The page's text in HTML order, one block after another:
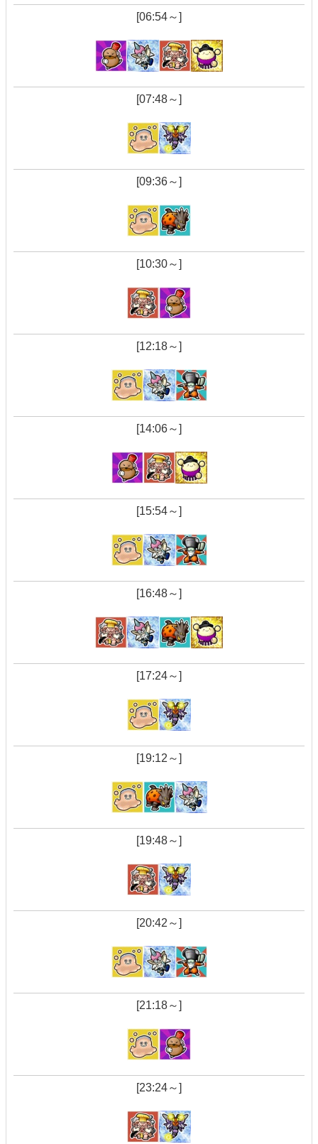
[06:54～]
[07:48～]
[09:36～]
[10:30～]
[12:18～]
[14:06～]
[15:54～]
[16:48～]
[17:24～]
[19:12～]
[19:48～]
[20:42～]
[21:18～]
[23:24～]